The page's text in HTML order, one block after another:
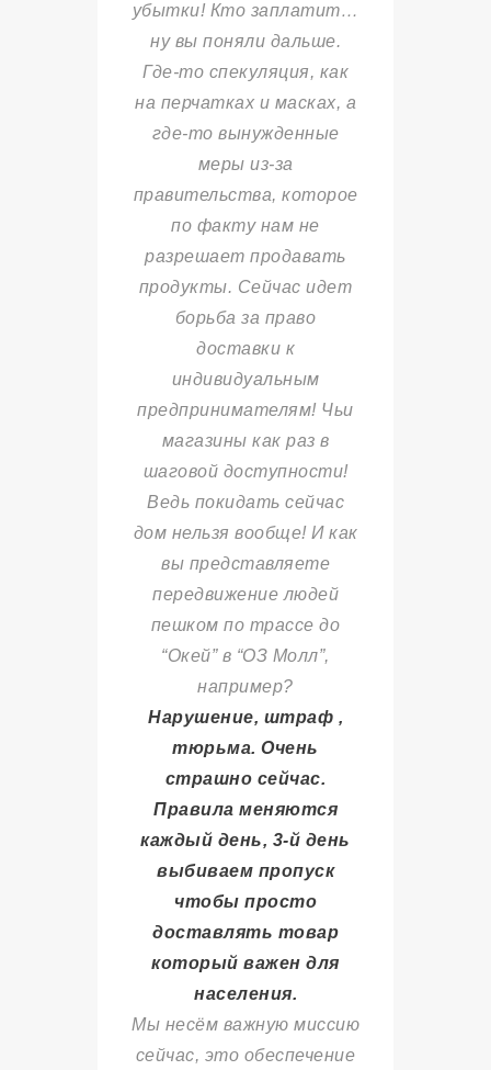
убытки! Кто заплатит…
ну вы поняли дальше.
Где-то спекуляция, как
на перчатках и масках, а
где-то вынужденные
меры из-за
правительства, которое
по факту нам не
разрешает продавать
продукты. Сейчас идет
борьба за право
доставки к
индивидуальным
предпринимателям! Чьи
магазины как раз в
шаговой доступности!
Ведь покидать сейчас
дом нельзя вообще! И как
вы представляете
передвижение людей
пешком по трассе до
“Окей” в “ОЗ Молл”,
например?
Нарушение, штраф ,
тюрьма. Очень
страшно сейчас.
Правила меняются
каждый день, 3-й день
выбиваем пропуск
чтобы просто
доставлять товар
который важен для
населения.
Мы несём важную миссию
сейчас, это обеспечение